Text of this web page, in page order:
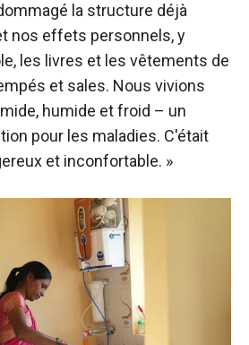
la structure déjà
nos effets personnels, y
les livres et les vêtements de
et sales. Nous vivions
humide et froid – un
pour les maladies. C'était
et inconfortable. »